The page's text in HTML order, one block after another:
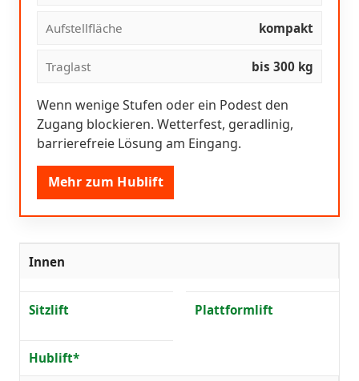
Aufstellfläche kompakt
Traglast bis 300 kg
Wenn wenige Stufen oder ein Podest den
Zugang blockieren. Wetterfest, geradlinig,
barrierefreie Lösung am Eingang.
Mehr zum Hublift
Innen
Sitzlift Plattformlift
Hublift*